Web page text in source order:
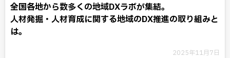
全国各地から数多くの地域DXラボが集結。
人材発掘・人材育成に関する地域のDX推進の取り組みと
は。
2025年11月7日